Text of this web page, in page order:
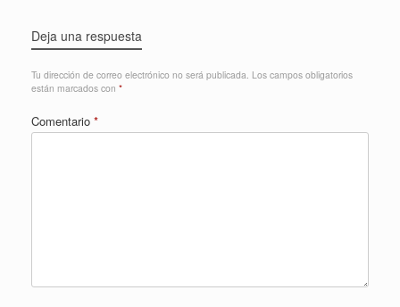
Deja una respuesta
Tu dirección de correo electrónico no será publicada. Los campos obligatorios
están marcados con *
Comentario *